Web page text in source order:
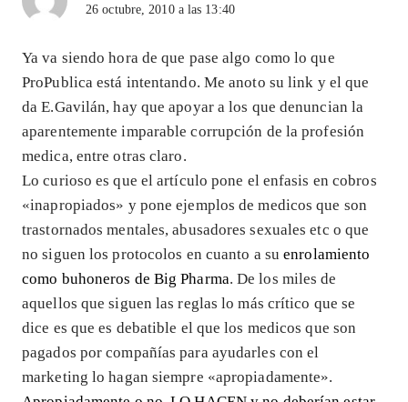
26 octubre, 2010 a las 13:40
Ya va siendo hora de que pase algo como lo que
ProPublica está intentando. Me anoto su link y el que
da E.Gavilán, hay que apoyar a los que denuncian la
aparentemente imparable corrupción de la profesión
medica, entre otras claro.
Lo curioso es que el artículo pone el enfasis en cobros
«inapropiados» y pone ejemplos de medicos que son
trastornados mentales, abusadores sexuales etc o que
no siguen los protocolos en cuanto a suenrolamiento
como buhoneros de Big Pharma. De los miles de
aquellos que siguen las reglas lo más crítico que se
dice es que es debatible el que los medicos que son
pagados por compañías para ayudarles con el
marketing lo hagan siempre «apropiadamente».